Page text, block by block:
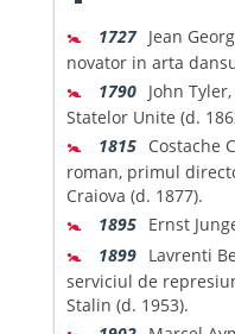
🚼 1727 Jean
novator in arta
🚼 1790 John
Statelor Unite (d.
🚼 1815 Costache
roman, primul
Craiova (d. 1877).
🚼 1895 Ernst
🚼 1899 Lavrenti
serviciul de
Stalin (d. 1953).